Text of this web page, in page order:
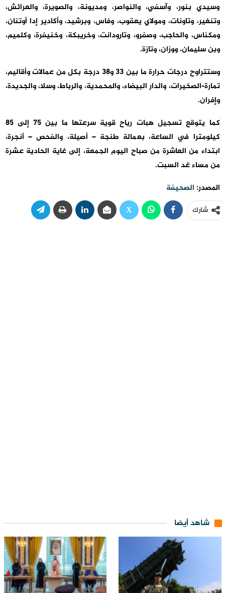
وسيدي بنور، وآسفي، والنواصر، ومديونة، والصويرة، والعرائش،
وتنغير، وتاونات، ومولاي يعقوب، وفاس، وبرشيد، وأكادير إدا أوتنان،
ومكناس، والحاجب، وصفرو، وتارودانت، وخريبكة، وخنيفرة، وكلميم،
وبن سليمان، ووزان، وتازة.
وستتراوح درجات حرارة ما بين 33 و38 درجة بكل من عمالات وأقاليم،
تمارة-الصخيرات، والدار البيضاء، والمحمدية، والرباط، وسلا، والجديدة،
وإفران.
كما يتوقع تسجيل هبات رياح قوية سرعتها ما بين 75 إلى 85
كيلومترا في الساعة، بعمالة طنجة – أصيلة، والفحص – أنجرة،
ابتداء من العاشرة من صباح اليوم الجمعة، إلى غاية الحادية عشرة
من مساء غد السبت.
المصدر: الصحيفة
شارك
شاهد أيضا